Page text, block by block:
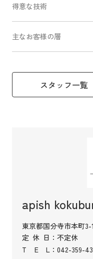
得意な技術
主なお客様の層
スタッフ一覧
apish
東京都国分寺市本町
定 休 日 ：不定休
T
E L ：042-359-